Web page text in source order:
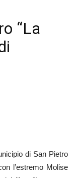
“La
di San Pietro
l’estremo Molise